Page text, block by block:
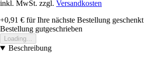
inkl. MwSt. zzgl. Versandkosten
+0,91 € für Ihre nächste Bestellung geschenkt
Bestellung gutgeschrieben
Loading...
Beschreibung